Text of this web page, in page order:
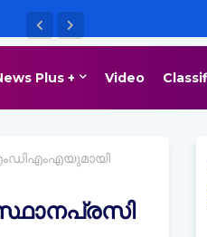
Plus + Video